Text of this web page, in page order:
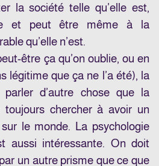
la société telle qu’elle est,
et peut être même à la
qu’elle n’est.
être ça qu’on oublie, ou en
légitime que ça ne l’a été), la
d’autre chose que la
chercher à avoir un
le monde. La psychologie
aussi intéressante. On doit
un autre prisme que ce que